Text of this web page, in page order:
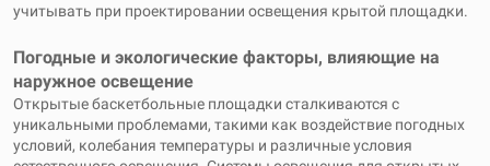
учитывать при проектировании освещения крытой площадки.
Погодные и экологические факторы, влияющие на
наружное освещение
Открытые баскетбольные площадки сталкиваются с
уникальными проблемами, такими как воздействие погодных
условий, колебания температуры и различные условия